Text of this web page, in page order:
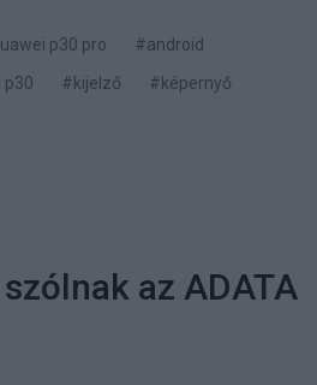
p30 pro
#android
p30 #kijelző
#képernyő
az ADATA